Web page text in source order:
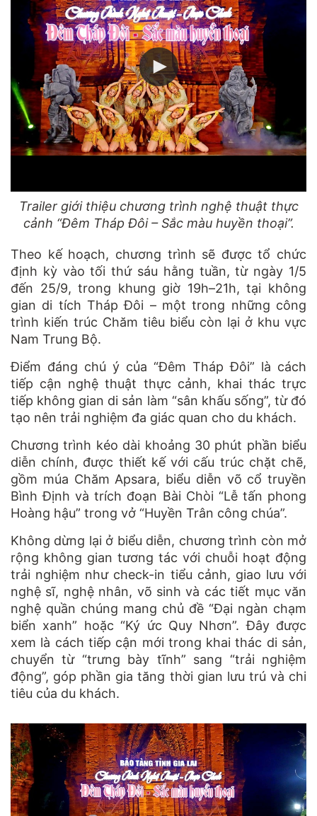
Trailer giới thiệu chương trình nghệ thuật thực
cảnh “Đêm Tháp Đôi – Sắc màu huyền thoại”.
Theo kế hoạch, chương trình sẽ được tổ chức
định kỳ vào tối thứ sáu hằng tuần, từ ngày 1/5
đến 25/9, trong khung giờ 19h–21h, tại không
gian di tích Tháp Đôi – một trong những công
trình kiến trúc Chăm tiêu biểu còn lại ở khu vực
Nam Trung Bộ.
Điểm đáng chú ý của “Đêm Tháp Đôi” là cách
tiếp cận nghệ thuật thực cảnh, khai thác trực
tiếp không gian di sản làm “sân khấu sống”, từ đó
tạo nên trải nghiệm đa giác quan cho du khách.
Chương trình kéo dài khoảng 30 phút phần biểu
diễn chính, được thiết kế với cấu trúc chặt chẽ,
gồm múa Chăm Apsara, biểu diễn võ cổ truyền
Bình Định và trích đoạn Bài Chòi “Lễ tấn phong
Hoàng hậu” trong vở “Huyền Trân công chúa”.
Không dừng lại ở biểu diễn, chương trình còn mở
rộng không gian tương tác với chuỗi hoạt động
trải nghiệm như check-in tiểu cảnh, giao lưu với
nghệ sĩ, nghệ nhân, võ sinh và các tiết mục văn
nghệ quần chúng mang chủ đề “Đại ngàn chạm
biển xanh” hoặc “Ký ức Quy Nhơn”. Đây được
xem là cách tiếp cận mới trong khai thác di sản,
chuyển từ “trưng bày tĩnh” sang “trải nghiệm
động”, góp phần gia tăng thời gian lưu trú và chi
tiêu của du khách.